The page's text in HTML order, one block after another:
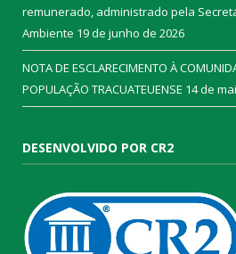
remunerado, administrado pela
Ambiente 19 de junho de 2026
NOTA DE ESCLARECIMENTO À
POPULAÇÃO TRACUATEUENSE 14 de
DESENVOLVIDO POR CR2